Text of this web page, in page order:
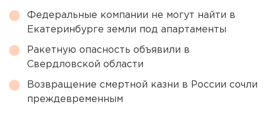
Федеральные компании не могут найти в
Екатеринбурге земли под апартаменты
Ракетную опасность объявили в
Свердловской области
Возвращение смертной казни в России сочли
преждевременным